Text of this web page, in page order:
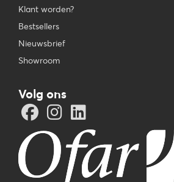
Klant worden?
Bestsellers
Nieuwsbrief
Showroom
Volg ons